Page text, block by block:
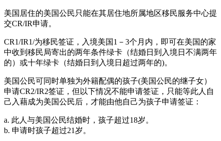
美国居住的美国公民只能在其居住地所属地区移民服务中心提
交CR/IR申请。
CR1/IR1/为移民签证，入境美国1－3个月内，即可在美国的家
中收到移民局寄出的两年条件绿卡（结婚日到入境日不满两年
的）或十年绿卡（结婚日到入境日超过两年的)。
美国公民可同时单独为外籍配偶的孩子(美国公民的继子女）
申请CR2/IR2签证，但以下情况不能申请签证，只能等此人自
己入藉成为美国公民后，才能由他自己为孩子申请签证：
a. 此人与美国公民结婚时，孩子超过18岁。
b. 申请时孩子超过21岁。